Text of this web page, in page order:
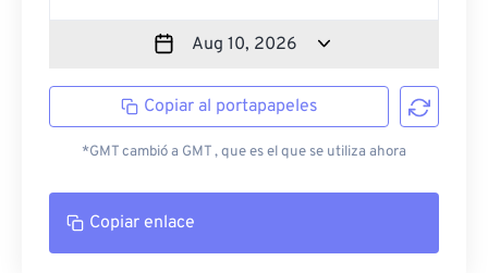
Copiar al portapapeles
*GMT cambió a GMT , que es el que se utiliza ahora
Copiar enlace